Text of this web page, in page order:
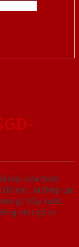
loại cửa được
, là thép cao
gỉ, trầy xước.
như gỗ tự